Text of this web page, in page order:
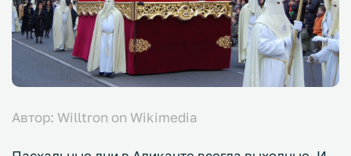
Автор: Willtron on Wikimedia